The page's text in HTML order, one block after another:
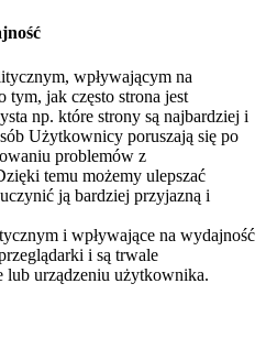
wpływającym na
tym, jak często strona jest
np. które strony są najbardziej i
Użytkownicy poruszają się po
problemów z
temu możemy ulepszać
ją bardziej przyjazną i
i wpływające na wydajność
i są trwale
lub urządzeniu użytkownika.